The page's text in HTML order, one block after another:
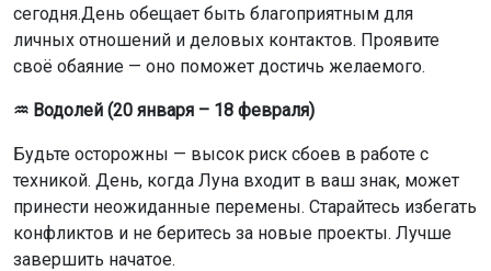
сегодня.День обещает быть благоприятным для
личных отношений и деловых контактов. Проявите
своё обаяние — оно поможет достичь желаемого.
♒ Водолей (20 января – 18 февраля)
Будьте осторожны — высок риск сбоев в работе с
техникой. День, когда Луна входит в ваш знак, может
принести неожиданные перемены. Старайтесь избегать
конфликтов и не беритесь за новые проекты. Лучше
завершить начатое.